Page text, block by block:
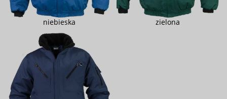
niebieska zielona